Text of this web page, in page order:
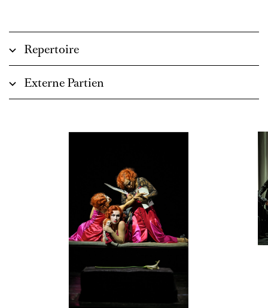
Repertoire
Externe Partien